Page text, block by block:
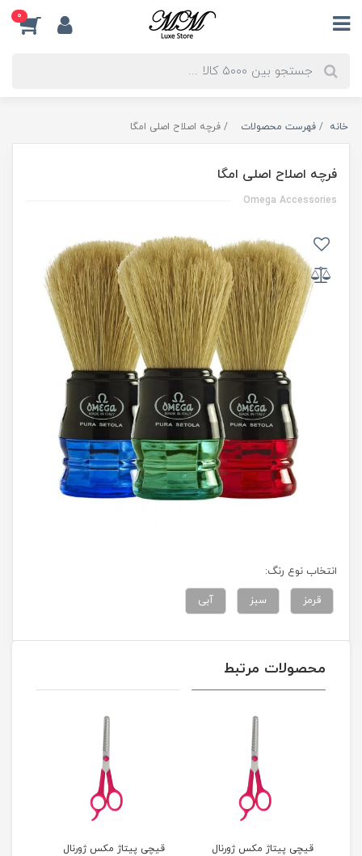
0
خانه فهرست محصولات فرچه اصلاح اصلی امگا
فرچه اصلاح اصلی امگا
Omega Accessories
انتخاب نوع رنگ:
قرمز
سبز آبی
محصولات مرتبط
قیچی پیتاژ مکس ژورنال قیچی پیتاژ مکس ژورنال